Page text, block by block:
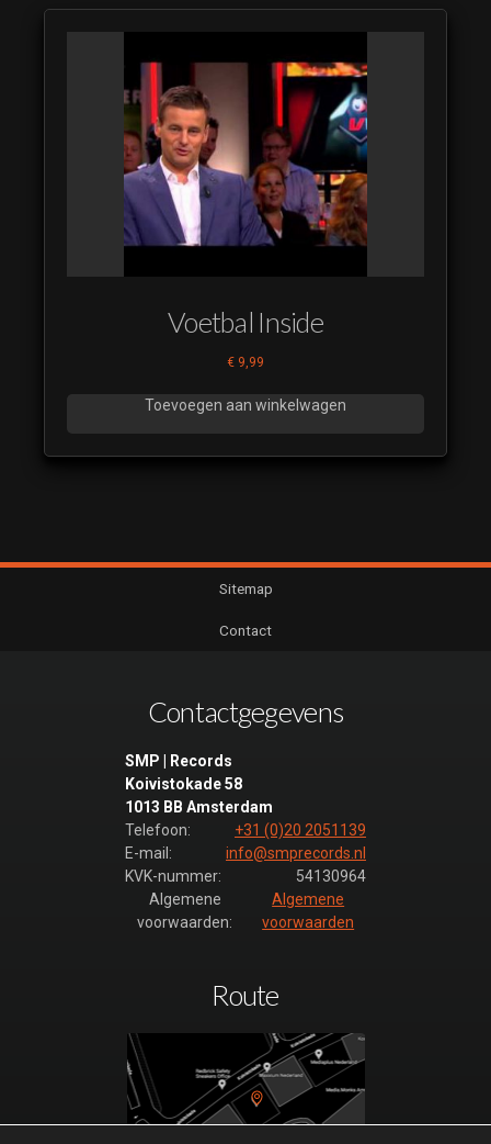
Voetbal Inside
€ 9,99
Toevoegen aan winkelwagen
Sitemap
Contact
Contactgegevens
SMP | Records
Koivistokade 58
1013 BB Amsterdam
Telefoon:
+31 (0)20 2051139
E-mail:
info@smprecords.nl
KVK-nummer:
54130964
Algemene
voorwaarden:
Algemene
voorwaarden
Route